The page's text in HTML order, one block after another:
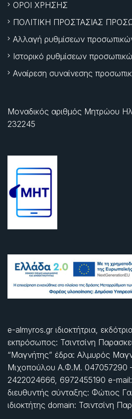
ΟΡΟΙ ΧΡΗΣΗΣ
ΠΟΛΙΤΙΚΗ ΠΡΟΣΤΑΣΙΑΣ
Αλλαγή ρυθμίσεων
Ιστορικό ρυθμίσεων
Αναίρεση συναίνεσης
Μοναδικός αριθμός Μητρώου
232245
e-almyros.gr ιδιοκτήτρια,
εκπρόσωπος: Τσιντσίνη
“Μαγνήτης” έδρα: Αλμυρός
Μιχοπούλου Α.Φ.Μ. 047057290
2422024666, 6972455190 e-
διευθυντής σύνταξης: Φώτιος
ιδιοκτήτης domain: Τσιντσίνη